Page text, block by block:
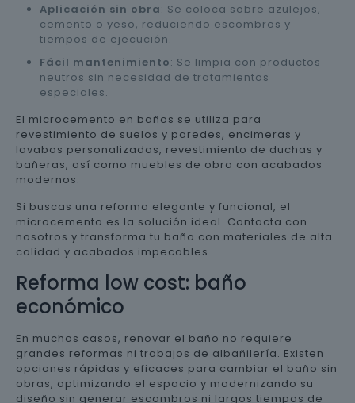
Aplicación sin obra: Se coloca sobre azulejos,
cemento o yeso, reduciendo escombros y
tiempos de ejecución.
Fácil mantenimiento: Se limpia con productos
neutros sin necesidad de tratamientos
especiales.
El microcemento en baños se utiliza para
revestimiento de suelos y paredes, encimeras y
lavabos personalizados, revestimiento de duchas y
bañeras, así como muebles de obra con acabados
modernos.
Si buscas una reforma elegante y funcional, el
microcemento es la solución ideal. Contacta con
nosotros y transforma tu baño con materiales de alta
calidad y acabados impecables.
Reforma low cost: baño
económico
En muchos casos, renovar el baño no requiere
grandes reformas ni trabajos de albañilería. Existen
opciones rápidas y eficaces para cambiar el baño sin
obras, optimizando el espacio y modernizando su
diseño sin generar escombros ni largos tiempos de